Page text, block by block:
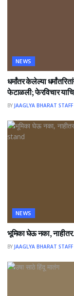
NEWS
धर्मांतर केलेल्या
फेटाळली; फेरविचार
BY JAAGLYA BHARAT STAFF
NEWS
भूमिका घेऊ नका,
BY JAAGLYA BHARAT STAFF